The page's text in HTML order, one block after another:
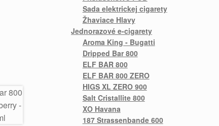
Sada elektrickej cigarety
Žhaviace Hlavy
Jednorazové e-cigarety
Aroma King - Bugatti
Dripped Bar 800
ELF BAR 800
ELF BAR 800 ZERO
HIGS XL ZERO 900
Salt Cristallite 800
XO Havana
187 Strassenbande 600